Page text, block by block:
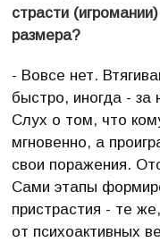
страсти
размера?
- Вовсе нет.
быстро, иногда - за
Слух о том, что
мгновенно, а
свои поражения.
Сами этапы
пристрастия - те
от психоактивных